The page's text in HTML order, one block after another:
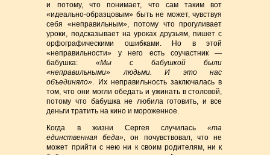
и потому, что понимает, что сам таким вот
«идеально-образцовым» быть не может, чувствуя
себя «неправильным», потому что прогуливает
уроки, подсказывает на уроках друзьям, пишет с
орфографическими ошибками. Но в этой
«неправильности» у него есть соучастник —
бабушка:«Мы с бабушкой были
«неправильными» людьми. И это нас
объединяло». Их неправильность заключалась в
том, что они могли обедать и ужинать в столовой,
потому что бабушка не любила готовить, и все
деньги тратить на кино и мороженное.
Когда в жизни Сергея случилась«та
единственная беда», он почувствовал, что не
может прийти с нею ни к своим родителям, ни к